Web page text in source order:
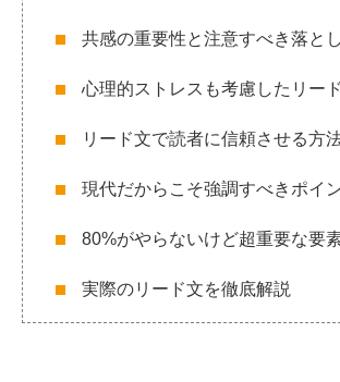
共感の重要性と注意すべき落と
心理的ストレスも考慮したリー
リード文で読者に信頼させる方
現代だからこそ強調すべきポイ
80%がやらないけど超重要な要
実際のリード文を徹底解説